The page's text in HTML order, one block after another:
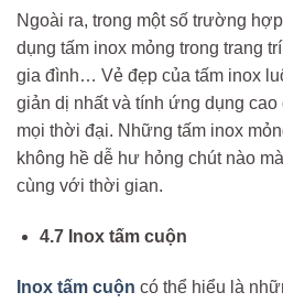
Ngoài ra, trong một số trường
dụng tấm inox mỏng trong trang
gia đình… Vẻ đẹp của tấm inox
giản dị nhất và tính ứng dụng
mọi thời đại. Những tấm inox
không hề dễ hư hỏng chút nào
cùng với thời gian.
4.7 Inox tấm cuộn
Inox tấm cuộn có thể hiểu là